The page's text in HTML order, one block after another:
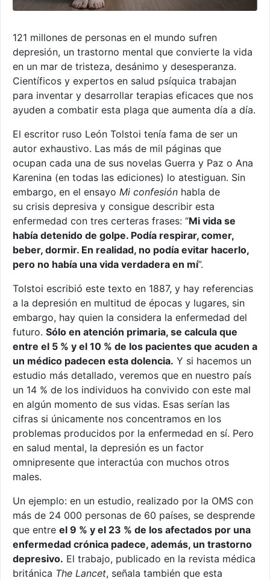
121 millones de personas en el mundo sufren
depresión, un trastorno mental que convierte la vida
en un mar de tristeza, desánimo y desesperanza.
Científicos y expertos en salud psíquica trabajan
para inventar y desarrollar terapias eficaces que nos
ayuden a combatir esta plaga que aumenta día a día.
El escritor ruso León Tolstoi tenía fama de ser un
autor exhaustivo. Las más de mil páginas que
ocupan cada una de sus novelas Guerra y Paz o Ana
Karenina (en todas las ediciones) lo atestiguan. Sin
embargo, en el ensayo Mi confesión habla de
su crisis depresiva y consigue describir esta
enfermedad con tres certeras frases: “Mi vida se
había detenido de golpe. Podía respirar, comer,
beber, dormir. En realidad, no podía evitar hacerlo,
pero no había una vida verdadera en mí”.
Tolstoi escribió este texto en 1887, y hay referencias
a la depresión en multitud de épocas y lugares, sin
embargo, hay quien la considera la enfermedad del
futuro. Sólo en atención primaria, se calcula que
entre el 5 % y el 10 % de los pacientes que acuden a
un médico padecen esta dolencia. Y si hacemos un
estudio más detallado, veremos que en nuestro país
un 14 % de los individuos ha convivido con este mal
en algún momento de sus vidas. Esas serían las
cifras si únicamente nos concentramos en los
problemas producidos por la enfermedad en sí. Pero
en salud mental, la depresión es un factor
omnipresente que interactúa con muchos otros
males.
Un ejemplo: en un estudio, realizado por la OMS con
más de 24 000 personas de 60 países, se desprende
que entre el 9 % y el 23 % de los afectados por una
enfermedad crónica padece, además, un trastorno
depresivo. El trabajo, publicado en la revista médica
británica The Lancet, señala también que esta